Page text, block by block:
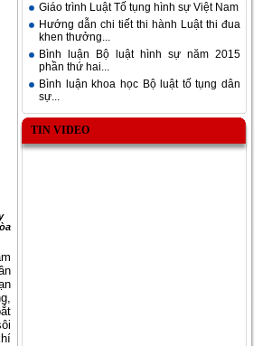
Giáo trình Luật Tố tụng hình sự Việt Nam
Hướng dẫn chi tiết thi hành Luật thi đua
khen thưởng...
Bình luận Bộ luật hình sự năm 2015
phần thứ hai...
Bình luận khoa học Bộ luật tố tụng dân
sự...
TIN VIDEO